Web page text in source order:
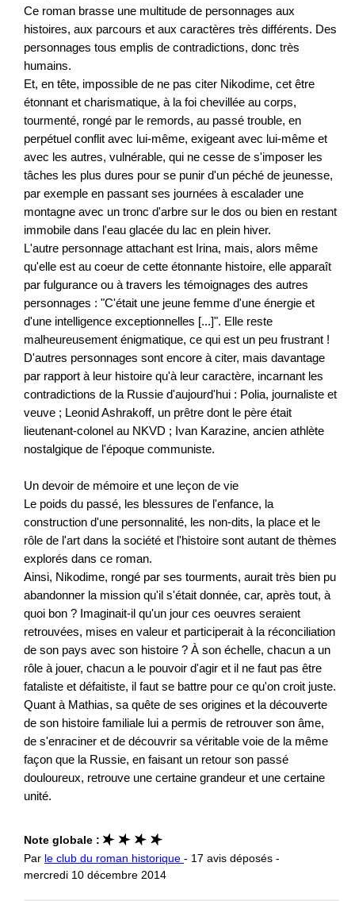
Ce roman brasse une multitude de personnages aux
histoires, aux parcours et aux caractères très différents. Des
personnages tous emplis de contradictions, donc très
humains.
Et, en tête, impossible de ne pas citer Nikodime, cet être
étonnant et charismatique, à la foi chevillée au corps,
tourmenté, rongé par le remords, au passé trouble, en
perpétuel conflit avec lui-même, exigeant avec lui-même et
avec les autres, vulnérable, qui ne cesse de s'imposer les
tâches les plus dures pour se punir d'un péché de jeunesse,
par exemple en passant ses journées à escalader une
montagne avec un tronc d'arbre sur le dos ou bien en restant
immobile dans l'eau glacée du lac en plein hiver.
L'autre personnage attachant est Irina, mais, alors même
qu'elle est au coeur de cette étonnante histoire, elle apparaît
par fulgurance ou à travers les témoignages des autres
personnages : "C'était une jeune femme d'une énergie et
d'une intelligence exceptionnelles [...]". Elle reste
malheureusement énigmatique, ce qui est un peu frustrant !
D'autres personnages sont encore à citer, mais davantage
par rapport à leur histoire qu'à leur caractère, incarnant les
contradictions de la Russie d'aujourd'hui : Polia, journaliste et
veuve ; Leonid Ashrakoff, un prêtre dont le père était
lieutenant-colonel au NKVD ; Ivan Karazine, ancien athlète
nostalgique de l'époque communiste.
Un devoir de mémoire et une leçon de vie
Le poids du passé, les blessures de l'enfance, la
construction d'une personnalité, les non-dits, la place et le
rôle de l'art dans la société et l'histoire sont autant de thèmes
explorés dans ce roman.
Ainsi, Nikodime, rongé par ses tourments, aurait très bien pu
abandonner la mission qu'il s'était donnée, car, après tout, à
quoi bon ? Imaginait-il qu'un jour ces oeuvres seraient
retrouvées, mises en valeur et participerait à la réconciliation
de son pays avec son histoire ? À son échelle, chacun a un
rôle à jouer, chacun a le pouvoir d'agir et il ne faut pas être
fataliste et défaitiste, il faut se battre pour ce qu'on croit juste.
Quant à Mathias, sa quête de ses origines et la découverte
de son histoire familiale lui a permis de retrouver son âme,
de s'enraciner et de découvrir sa véritable voie de la même
façon que la Russie, en faisant un retour son passé
douloureux, retrouve une certaine grandeur et une certaine
unité.
Note globale :
Par le club du roman historique - 17 avis déposés -
mercredi 10 décembre 2014